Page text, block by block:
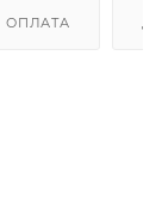
ОПЛАТА